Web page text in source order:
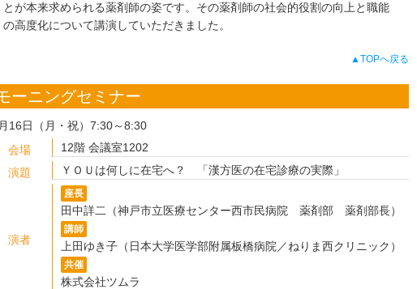
とが本来求められる薬剤師の姿です。その薬剤師の社会的役割の向上と職能
の高度化について講演していただきました。
▲TOPへ戻る
ーニングセミナー
16日（月・祝）7:30～8:30
会場
12階 会議室1202
演題
ＹＯＵは何しに在宅へ？ 「漢方医の在宅診療の実際」
演者
座長
田中詳二（神戸市立医療センター西市民病院 薬剤部 薬剤部長）
講師
上田ゆき子（日本大学医学部附属板橋病院／ねりま西クリニック）
共催
株式会社ツムラ